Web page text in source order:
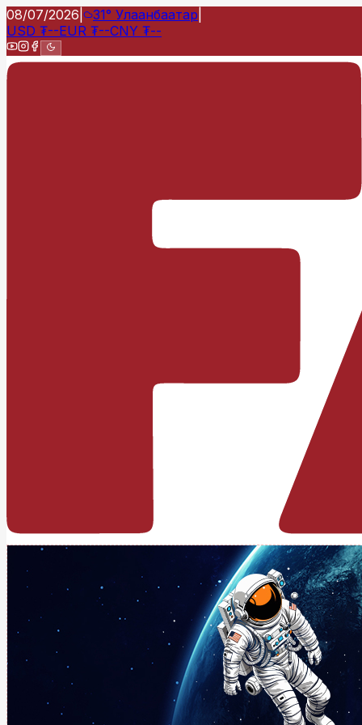
08/07/2026 31° Улаанбаатар
USD ₮--EUR ₮--CNY ₮--